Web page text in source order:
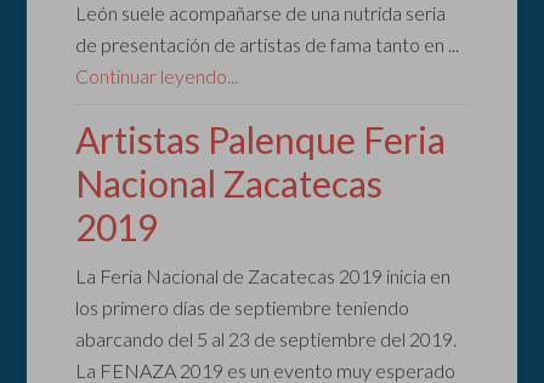
León suele acompañarse de una nutrida seria
de presentación de artistas de fama tanto en ...
Continuar leyendo...
Artistas Palenque Feria
Nacional Zacatecas
2019
La Feria Nacional de Zacatecas 2019 inicia en
los primero días de septiembre teniendo
abarcando del 5 al 23 de septiembre del 2019.
La FENAZA 2019 es un evento muy esperado